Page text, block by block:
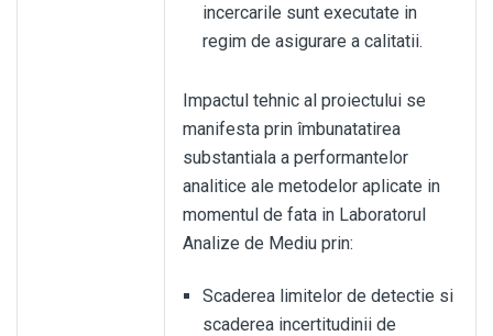
incercarile sunt executate in
regim de asigurare a calitatii.
Impactul tehnic al proiectului se
manifesta prin îmbunatatirea
substantiala a performantelor
analitice ale metodelor aplicate in
momentul de fata in Laboratorul
Analize de Mediu prin:
Scaderea limitelor de detectie si
scaderea incertitudinii de